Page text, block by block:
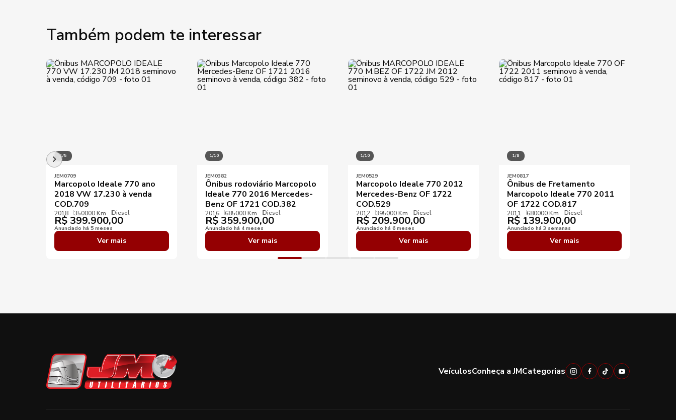
Também podem te interessar
1/5
JEM0709
Marcopolo Ideale 770 ano
2018 VW 17.230 à venda
COD.709
2018 350000 Km Diesel
R$ 399.900,00
Anunciado há 5 meses
Ver mais
1/10
JEM0382
Ônibus rodoviário Marcopolo
Ideale 770 2016 Mercedes-
Benz OF 1721 COD.382
2016 685000 Km Diesel
R$ 359.900,00
Anunciado há 4 meses
Ver mais
1/10
JEM0529
Marcopolo Ideale 770 2012
Mercedes-Benz OF 1722
COD.529
2012 395000 Km Diesel
R$ 209.900,00
Anunciado há 6 meses
Ver mais
1/8
JEM0817
Ônibus de Fretamento
Marcopolo Ideale 770 2011
OF 1722 COD.817
2011 680000 Km Diesel
R$ 139.900,00
Anunciado há 3 semanas
Ver mais
VeículosConheça a JMCategorias